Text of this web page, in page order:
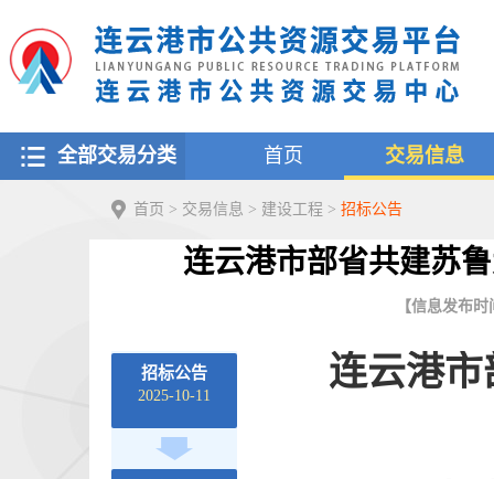
全部交易分类 首页 交易信息
首页 > 交易信息 > 建设工程 > 招标公告
连云港市部省共建苏
【信息发布
招标公告
2025-10-11
连云港